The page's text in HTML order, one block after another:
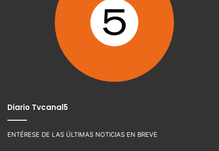
Diario Tvcanal5
ENTÉRESE DE LAS ÚLTIMAS NOTICIAS EN BREVE